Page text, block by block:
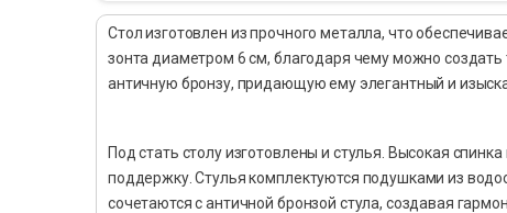
Стол изготовлен из прочного металла, что
зонта диаметром 6 см, благодаря чему можно создать
античную бронзу, придающую ему элегантный и
Под стать столу изготовлены и стулья. Высокая
поддержку. Стулья комплектуются подушками из
сочетаются с античной бронзой стула, создавая